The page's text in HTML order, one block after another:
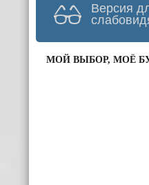
Версия
МОЙ ВЫБОР, МОЁ